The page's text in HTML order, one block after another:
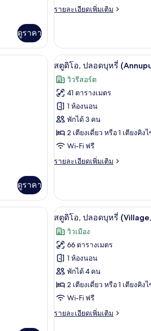
ดูราคา
ของ
รายละเอียดเพิ่มเติม
ราย
เกี่ยว
กับ
ห้อง
พัก
(Courtyard) | บริเวณนั่งเล่น | ทีวีจอแบน, พื้นอุ่น
ดูราคา
เปิด
ภาพถ่าย
ทั้งหมด
ของ
สตู
ดิโอ,
ปลอด
บุหรี่
3
สตูดิโอ, ปลอดบุหรี่
วิวรีสอร์ต
41 ตารางเมตร
1 ห้องนอน
พักได้ 3 คน
2 เตียงเดี่ยว หรือ 1 เตียงคิง
Wi-Fi ฟรี
รายละเอียดเพิ่มเติม
ราย
เกี่ยว
กับ
สตู
โอ,
ปลอด
บุหรี่
(Annupuri)
ตารีด/โต๊ะรีดผ้า, Wi-Fi ฟรี, ผ้าปูที่นอน
เปิด
ภาพถ่าย
ทั้งหมด
ของ
สตู
ดิโอ,
ปลอด
บุหรี่
4
สตูดิโอ, ปลอดบุหรี่
วิวเมือง
66 ตารางเมตร
1 ห้องนอน
พักได้ 4 คน
2 เตียงเดี่ยว หรือ 1 เตียงคิง
Wi-Fi ฟรี
รายละเอียดเพิ่มเติม
ราย